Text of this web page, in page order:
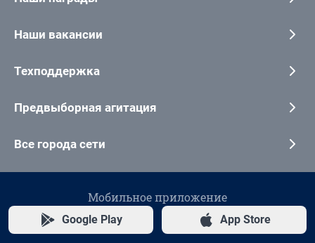
Наши вакансии
Техподдержка
Предвыборная агитация
Все города сети
Мобильное приложение
Google Play App Store